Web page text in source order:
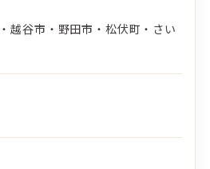
越谷市・野田市・松伏町・さい